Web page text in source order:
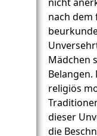
nicht
nach dem
Mädchen
Belangen.
religiös
dieser
die